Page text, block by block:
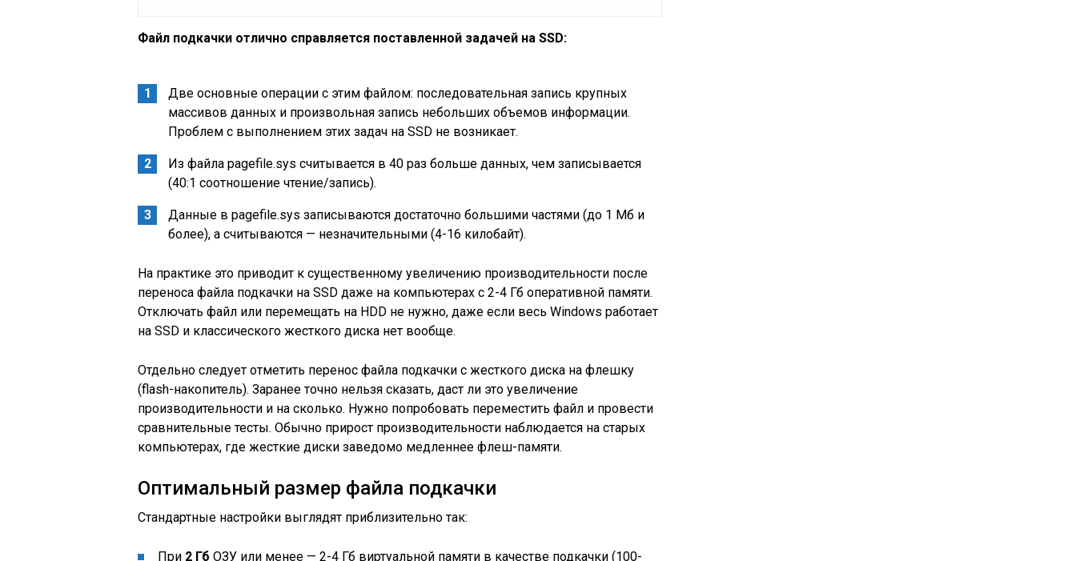
Файл подкачки отлично справляется поставленной задачей на SSD:
Две основные операции с этим файлом: последовательная запись крупных
массивов данных и произвольная запись небольших объемов информации.
Проблем с выполнением этих задач на SSD не возникает.
Из файла pagefile.sys считывается в 40 раз больше данных, чем записывается
(40:1 соотношение чтение/запись).
Данные в pagefile.sys записываются достаточно большими частями (до 1 Мб и
более), а считываются — незначительными (4-16 килобайт).
На практике это приводит к существенному увеличению производительности после
переноса файла подкачки на SSD даже на компьютерах с 2-4 Гб оперативной памяти.
Отключать файл или перемещать на HDD не нужно, даже если весь Windows работает
на SSD и классического жесткого диска нет вообще.
Отдельно следует отметить перенос файла подкачки с жесткого диска на флешку
(flash-накопитель). Заранее точно нельзя сказать, даст ли это увеличение
производительности и на сколько. Нужно попробовать переместить файл и провести
сравнительные тесты. Обычно прирост производительности наблюдается на старых
компьютерах, где жесткие диски заведомо медленнее флеш-памяти.
Оптимальный размер файла подкачки
Стандартные настройки выглядят приблизительно так:
При 2 Гб ОЗУ или менее — 2-4 Гб виртуальной памяти в качестве подкачки (100-